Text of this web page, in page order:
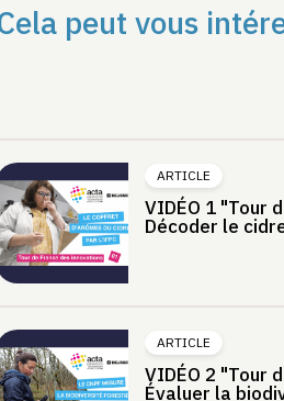
peut vous
ARTICLE
VIDÉO 1 "Tour
Décoder le
ARTICLE
VIDÉO 2 "Tour
Évaluer la